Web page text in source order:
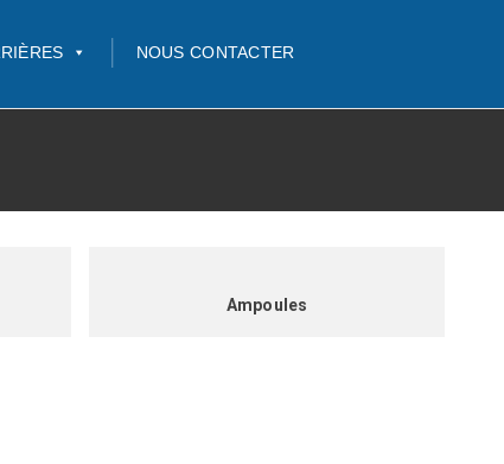
NOUS CONTACTER
Ampoules